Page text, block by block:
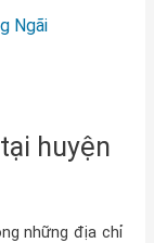
Ngãi
huyện
những địa chỉ